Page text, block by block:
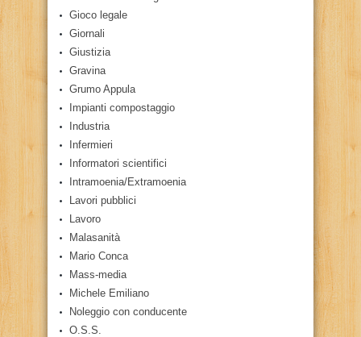
Gioco legale
Giornali
Giustizia
Gravina
Grumo Appula
Impianti compostaggio
Industria
Infermieri
Informatori scientifici
Intramoenia/Extramoenia
Lavori pubblici
Lavoro
Malasanità
Mario Conca
Mass-media
Michele Emiliano
Noleggio con conducente
O.S.S.